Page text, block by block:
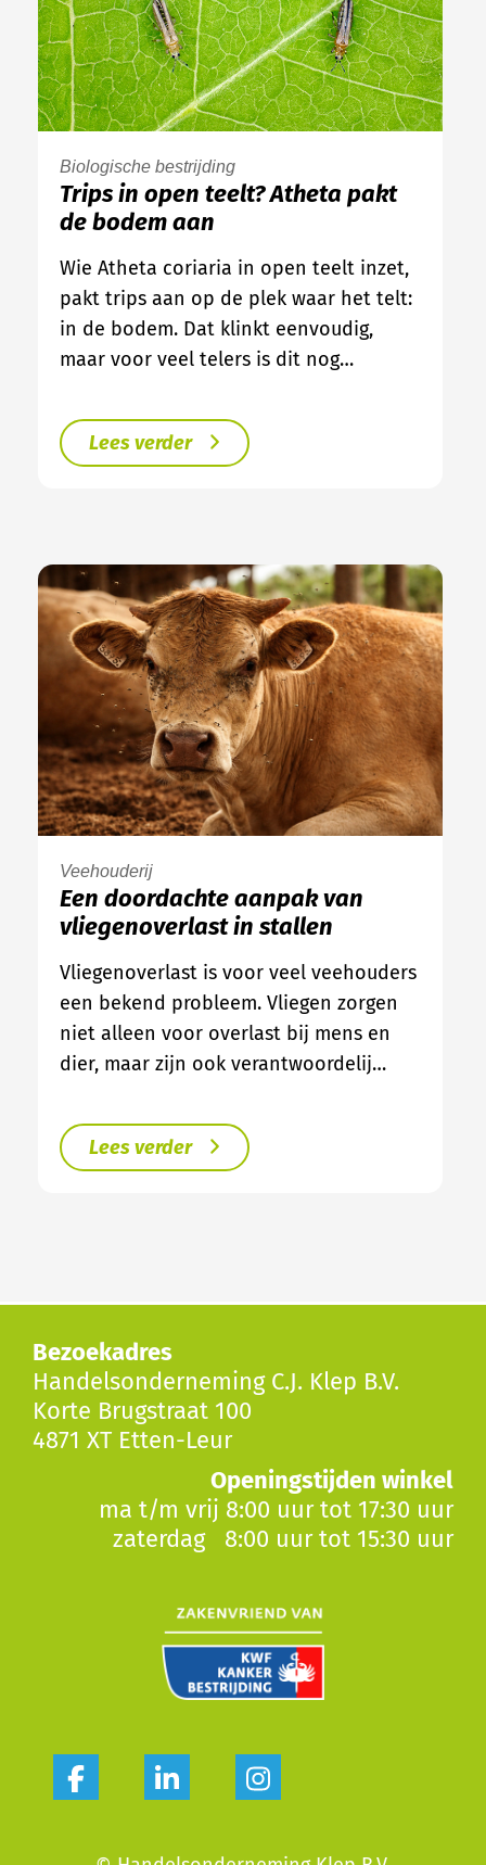
Biologische bestrijding
Trips in open teelt? Atheta pakt
de bodem aan
Wie Atheta coriaria in open teelt inzet,
pakt trips aan op de plek waar het telt:
in de bodem. Dat klinkt eenvoudig,
maar voor veel telers is dit nog…
Lees verder
Veehouderij
Een doordachte aanpak van
vliegenoverlast in stallen
Vliegenoverlast is voor veel veehouders
een bekend probleem. Vliegen zorgen
niet alleen voor overlast bij mens en
dier, maar zijn ook verantwoordelij…
Lees verder
Bezoekadres
Handelsonderneming C.J. Klep B.V.
Korte Brugstraat 100
4871 XT Etten-Leur
Openingstijden winkel
ma t/m vrij 8:00 uur tot 17:30 uur
zaterdag 8:00 uur tot 15:30 uur